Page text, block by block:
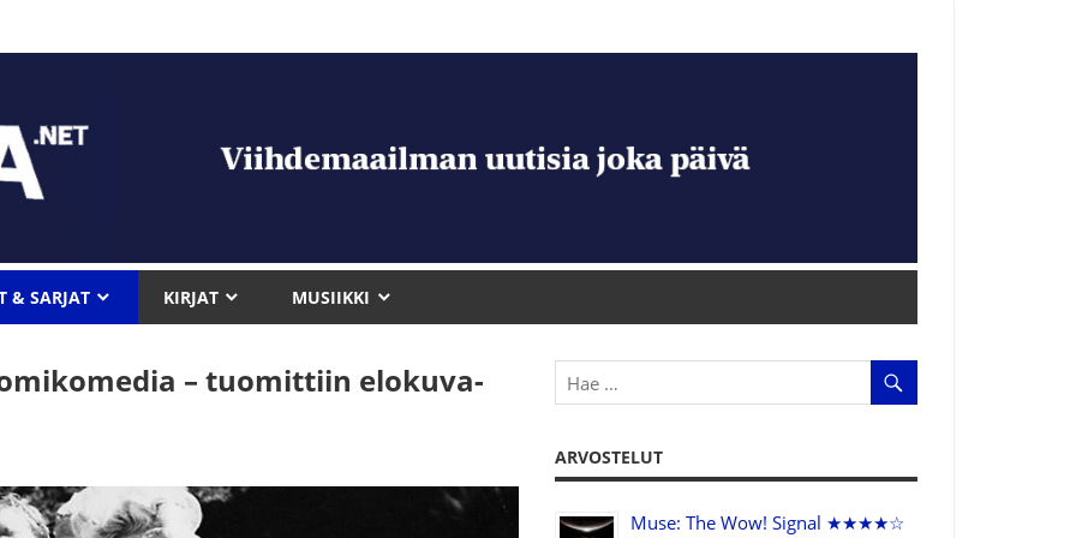
& SARJAT KIRJAT MUSIIKKI
– tuomittiin elokuva-
ARVOSTELUT
Muse: The Wow! Signal ★★★★☆